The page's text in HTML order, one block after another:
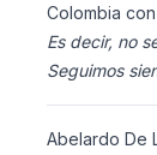
Colombia
Es decir, no
Seguimos
Abelardo De